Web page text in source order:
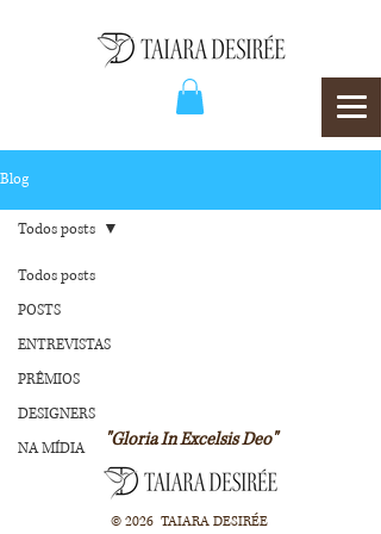
Blog
Todos posts
POSTS
ENTREVISTAS
PRÊMIOS
DESIGNERS
NA MÍDIA
Todos posts
"Gloria In Excelsis Deo"
© 2026 TAIARA DESIRÉE